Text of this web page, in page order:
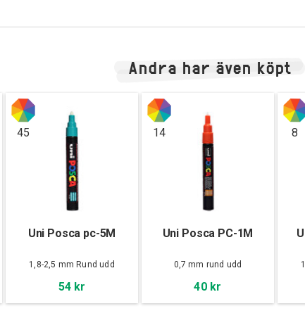
Andra har även köpt
45
Uni Posca pc-5M
1,8-2,5 mm Rund udd
54 kr
14
Uni Posca PC-1M
0,7 mm rund udd
40 kr
8